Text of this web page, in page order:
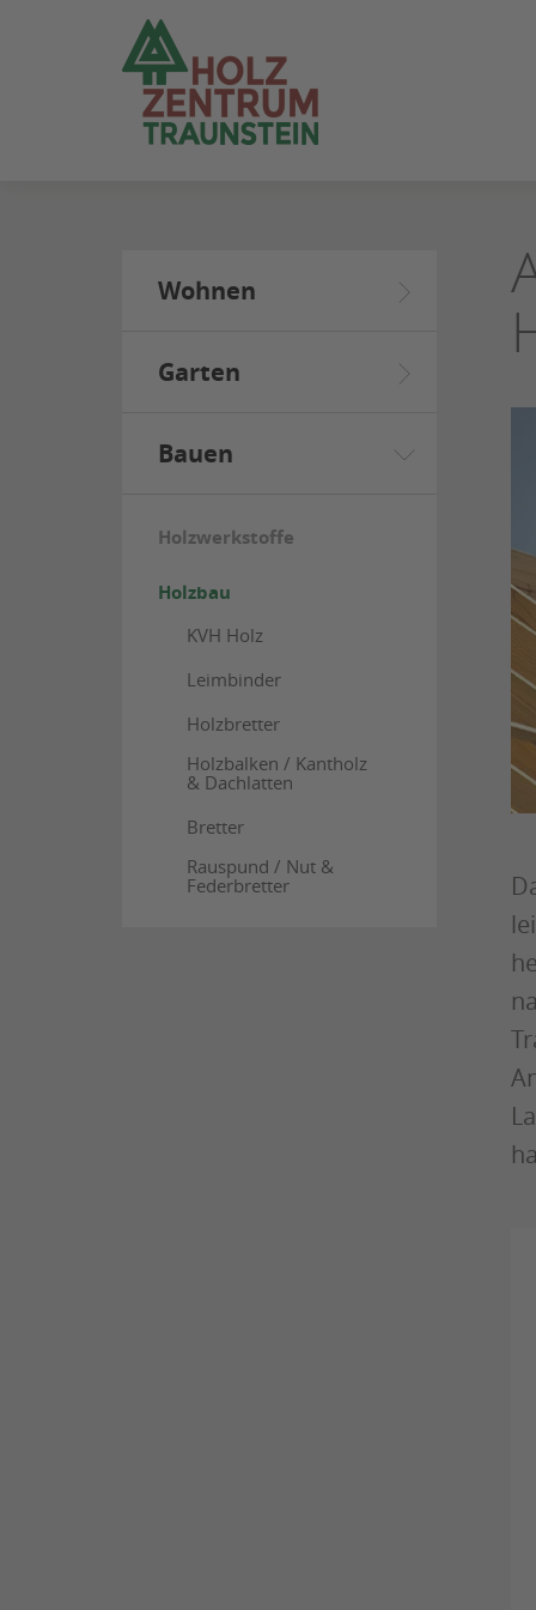
SEITENINHALT
Wohnen
Garten
Bauen
Holzwerkstoffe
Holzbau
KVH Holz
Leimbinder
Holzbretter
Holzbalken / Kantholz
& Dachlatten
Bretter
Rauspund / Nut &
Federbretter